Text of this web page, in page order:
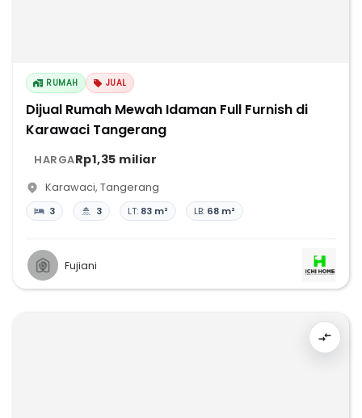
RUMAH JUAL
Dijual Rumah Mewah Idaman Full Furnish di
Karawaci Tangerang
HARGARp1,35 miliar
Karawaci, Tangerang
3 3 LT: 83 m² LB: 68 m²
Fujiani